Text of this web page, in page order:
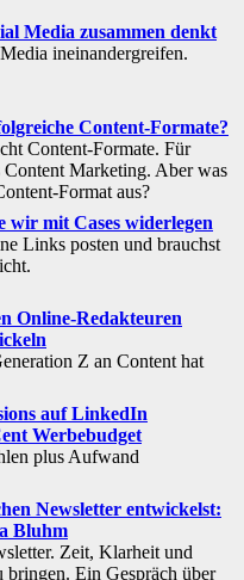
Media zusammen denkt
ineinandergreifen.
Content-Formate?
Content-Formate. Für
Marketing. Aber was
Format aus?
mit Cases widerlegen
Links posten und brauchst
Online-Redakteuren
Z an Content hat
auf LinkedIn
Werbebudget
plus Aufwand
Newsletter entwickelst:
Bluhm
Zeit, Klarheit und
bringen. Ein Gespräch über